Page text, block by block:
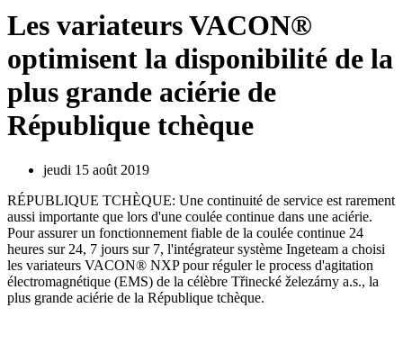
Les variateurs VACON®
optimisent la disponibilité de la
plus grande aciérie de
République tchèque
jeudi 15 août 2019
RÉPUBLIQUE TCHÈQUE: Une continuité de service est rarement
aussi importante que lors d'une coulée continue dans une aciérie.
Pour assurer un fonctionnement fiable de la coulée continue 24
heures sur 24, 7 jours sur 7, l'intégrateur système Ingeteam a choisi
les variateurs VACON® NXP pour réguler le process d'agitation
électromagnétique (EMS) de la célèbre Třinecké železárny a.s., la
plus grande aciérie de la République tchèque.